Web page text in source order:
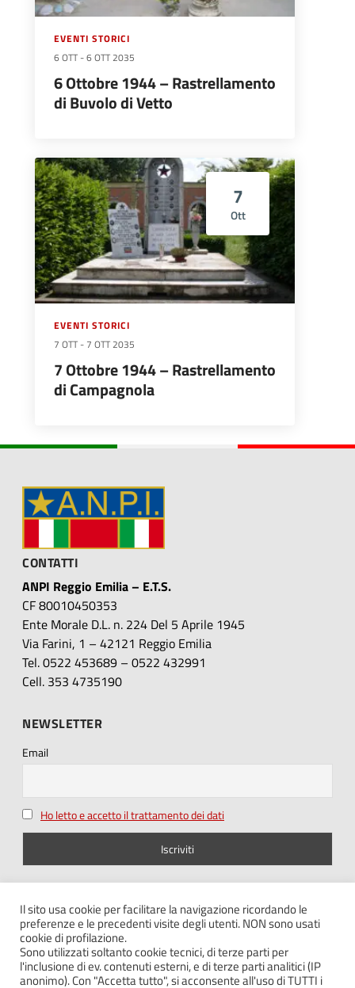
EVENTI STORICI
6 OTT -6 OTT 2035
6 Ottobre 1944 – Rastrellamento
di Buvolo di Vetto
7
Ott
EVENTI STORICI
7 OTT - 7 OTT 2035
7 Ottobre 1944 – Rastrellamento
di Campagnola
CONTATTI
ANPI Reggio Emilia – E.T.S.
CF 80010450353
Ente Morale D.L. n. 224 Del 5 Aprile 1945
Via Farini, 1 – 42121 Reggio Emilia
Tel. 0522 453689 – 0522 432991
Cell. 353 4735190
NEWSLETTER
Email
Ho letto e accetto il trattamento dei dati
SEGUICI SU
Il sito usa cookie per facilitare la navigazione ricordando le
preferenze e le precedenti visite degli utenti. NON sono usati
cookie di profilazione.
Sono utilizzati soltanto cookie tecnici, di terze parti per
l'inclusione di ev. contenuti esterni, e di terze parti analitici (IP
anonimo). Con "Accetta tutto", si acconsente all'uso di TUTTI i